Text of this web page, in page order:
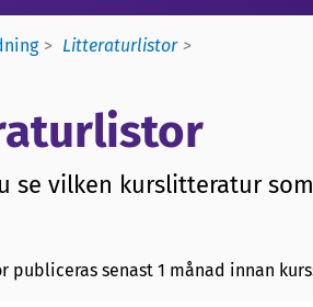
Litteraturlistor
se vilken kurslitteratur
publiceras senast 1 månad innan